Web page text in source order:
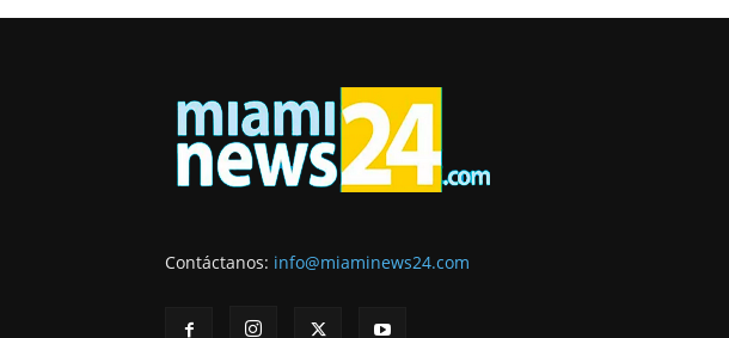
Contáctanos: info@miaminews24.com